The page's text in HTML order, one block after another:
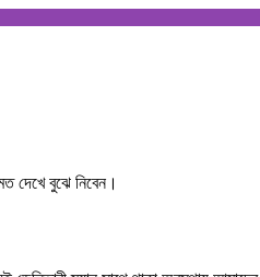
দেখে বুঝে নিবেন।